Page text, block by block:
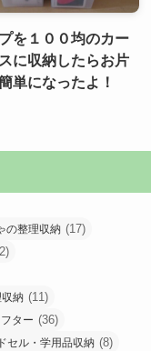
を１００均のカー
に収納したらお片
単になったよ！
の整理収納 (17)
納 (11)
ター (36)
セル・学用品収納 (8)